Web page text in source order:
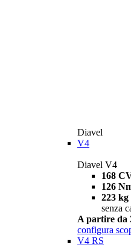
Diavel
V4
Diavel V4
168
126
223 kg
senza
A partire da
configura
V4 RS